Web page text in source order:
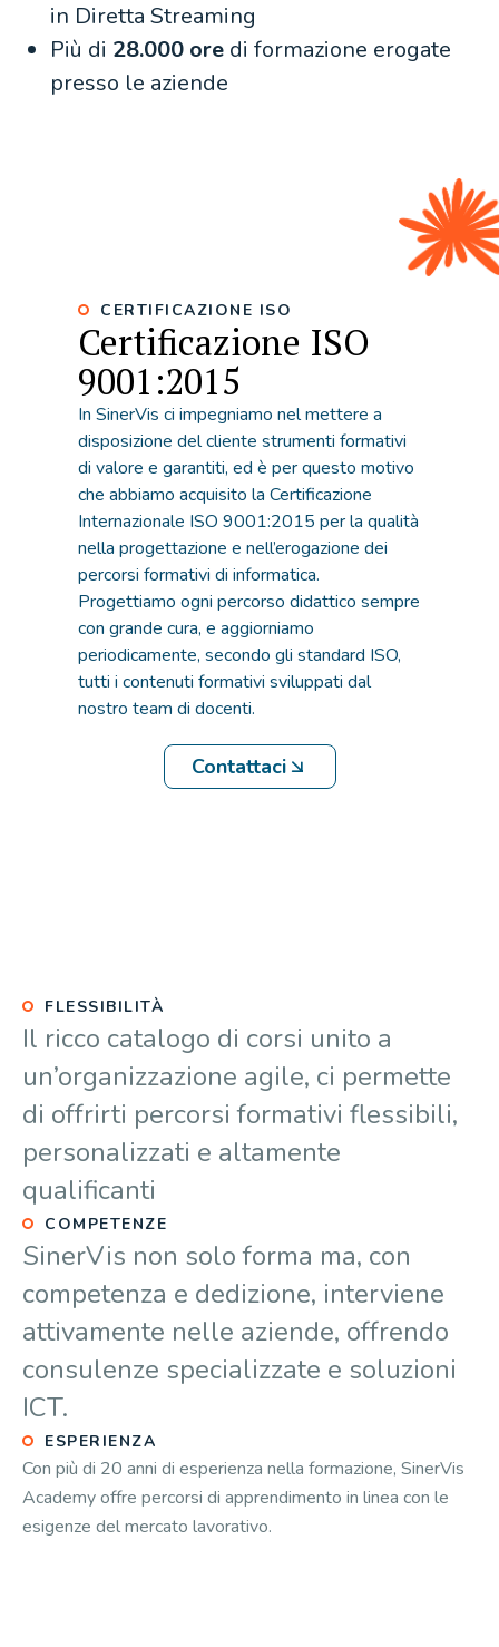
in Diretta Streaming
Più di 28.000 ore di formazione erogate
presso le aziende
CERTIFICAZIONE ISO
Certificazione ISO
9001:2015
In SinerVis ci impegniamo nel mettere a
disposizione del cliente strumenti formativi
di valore e garantiti, ed è per questo motivo
che abbiamo acquisito la Certificazione
Internazionale ISO 9001:2015 per la qualità
nella progettazione e nell’erogazione dei
percorsi formativi di informatica.
Progettiamo ogni percorso didattico sempre
con grande cura, e aggiorniamo
periodicamente, secondo gli standard ISO,
tutti i contenuti formativi sviluppati dal
nostro team di docenti.
Contattaci
FLESSIBILITÀ
Il ricco catalogo di corsi unito a
un’organizzazione agile, ci permette
di offrirti percorsi formativi flessibili,
personalizzati e altamente
qualificanti
COMPETENZE
SinerVis non solo forma ma, con
competenza e dedizione, interviene
attivamente nelle aziende, offrendo
consulenze specializzate e soluzioni
ICT.
ESPERIENZA
Con più di 20 anni di esperienza nella formazione, SinerVis
Academy offre percorsi di apprendimento in linea con le
esigenze del mercato lavorativo.